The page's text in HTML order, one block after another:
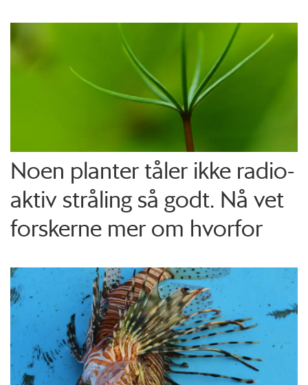
Noen planter tåler ikke radio­
aktiv stråling så godt. Nå vet
forskerne mer om hvorfor